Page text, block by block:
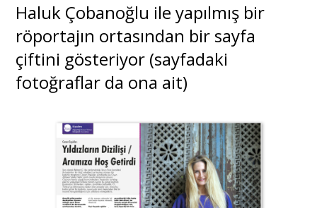
Haluk Çobanoğlu ile yapılmış bir
röportajın ortasından bir sayfa
çiftini gösteriyor (sayfadaki
fotoğraflar da ona ait)